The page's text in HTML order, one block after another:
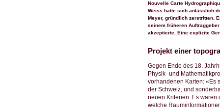
Nouvelle Carte
Weiss hatte sich anlässlich
Meyer, gründlich zerstritten.
seinem früheren
akzeptierte. Eine explizite
Projekt einer
Gegen Ende des 18.
Physik- und
vorhandenen Karten: «Es
der Schweiz, und
neuen Kriterien. Es waren
welche